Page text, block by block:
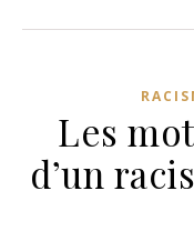
Les
d’un